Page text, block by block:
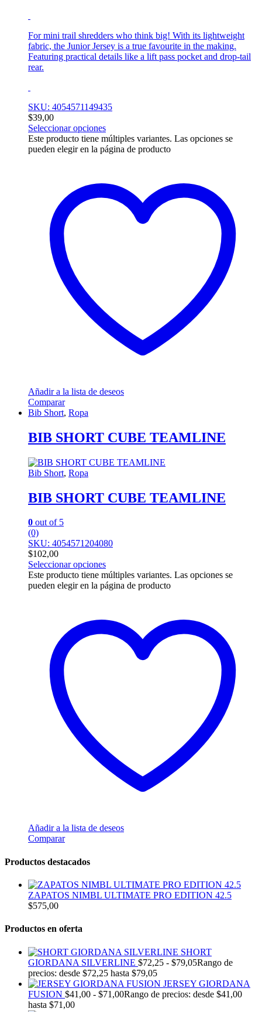
For mini trail shredders who think big! With its lightweight
fabric, the Junior Jersey is a true favourite in the making.
Featuring practical details like a lift pass pocket and drop-tail
rear.
SKU: 4054571149435
$39,00
Seleccionar opciones
Este producto tiene múltiples variantes. Las opciones se
pueden elegir en la página de producto
Añadir a la lista de deseos
Comparar
Bib Short, Ropa
BIB SHORT CUBE TEAMLINE
Bib Short, Ropa
BIB SHORT CUBE TEAMLINE
0 out of 5
(0)
SKU: 4054571204080
$102,00
Seleccionar opciones
Este producto tiene múltiples variantes. Las opciones se
pueden elegir en la página de producto
Añadir a la lista de deseos
Comparar
Productos destacados
ZAPATOS NIMBL ULTIMATE PRO EDITION 42.5
$575,00
Productos en oferta
SHORT
GIORDANA SILVERLINE $72,25 - $79,05Rango de
precios: desde $72,25 hasta $79,05
JERSEY GIORDANA
FUSION $41,00 - $71,00Rango de precios: desde $41,00
hasta $71,00